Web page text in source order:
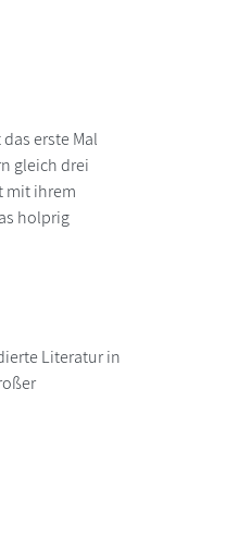
erste Mal
gleich drei
mit ihrem
holprig
Literatur in